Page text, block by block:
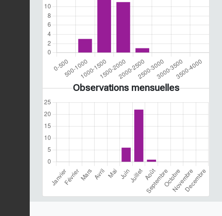
Observations mensuelles